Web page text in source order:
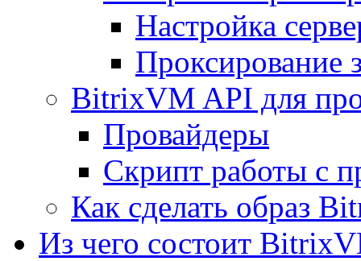
Настройка
Проксирование
BitrixVM API для
Провайдеры
Скрипт работы с
Как сделать образ
Из чего состоит